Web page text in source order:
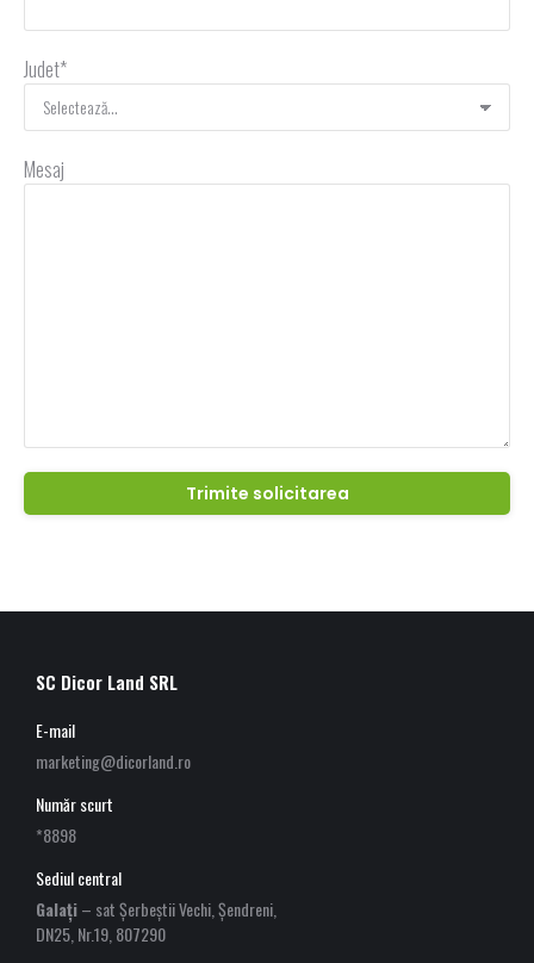
Judet*
Mesaj
SC Dicor Land SRL
E-mail
marketing@dicorland.ro
Număr scurt
*8898
Sediul central
Galați– sat Șerbeștii Vechi, Șendreni,
DN25, Nr.19, 807290